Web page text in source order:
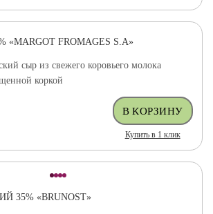
FROMAGES S.A»
сыр из свежего коровьего молока
коркой
Купить в 1 клик
35% «BRUNOST»